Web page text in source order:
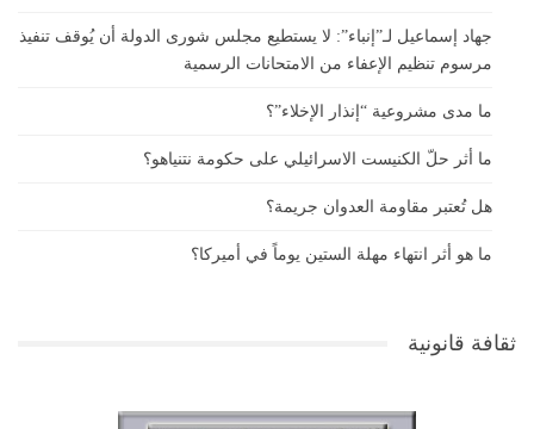
جهاد إسماعيل لـ”إنباء”: لا يستطيع مجلس شورى الدولة أن يُوقف تنفيذ
مرسوم تنظيم الإعفاء من الامتحانات الرسمية
ما مدى مشروعية “إنذار الإخلاء”؟
ما أثر حلّ الكنيست الاسرائيلي على حكومة نتنياهو؟
هل تُعتبر مقاومة العدوان جريمة؟
ما هو أثر انتهاء مهلة الستين يوماً في أميركا؟
ثقافة قانونية